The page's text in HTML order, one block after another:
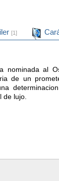
[1]
nominada al
de un
de lujo.